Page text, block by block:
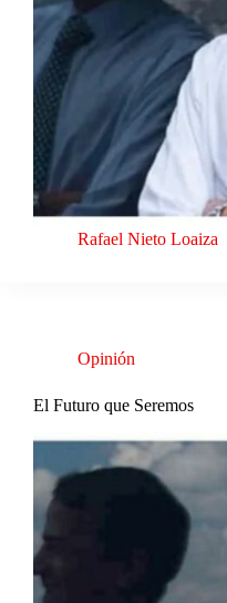
Rafael Nieto Loaiza
Opinión
El Futuro que Seremos